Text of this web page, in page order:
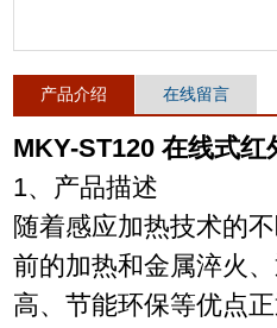
产品介绍 在线留言
MKY-ST120 在线式红
1、产品描述
随着感应加热技术的
前的加热和金属淬火
高、节能环保等优点